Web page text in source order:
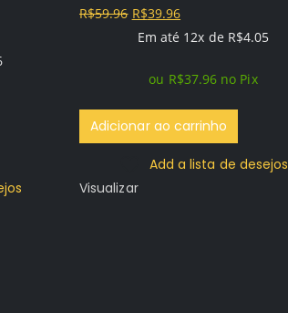
0out of 5
R$59.96 O
preço
era:
R$59.96.
R$39.96O
preço
é:
R$39.96.
Em até 12x de R$4.05
ou R$37.96 no Pix
Adicionar ao carrinho
Add a lista de desejos
Visualizar